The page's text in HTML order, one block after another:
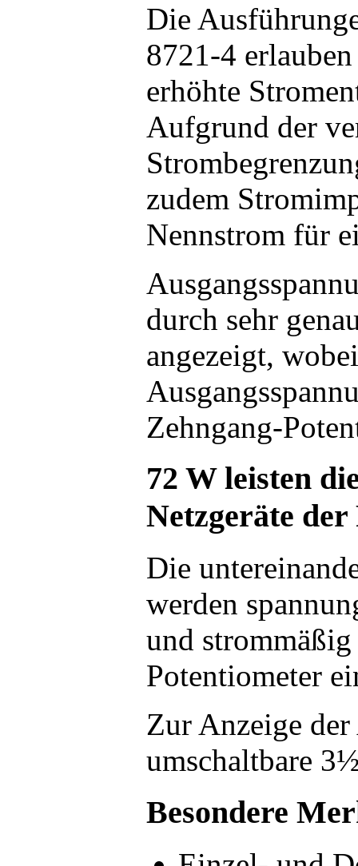
Die
8721-4
erhöhte
Aufgrund der
zudem
Nennstrom für
durch sehr
angezeigt,
Zehngang-
72 W leisten
Netzgeräte der
Die
werden
und
Potentiometer
Zur Anzeige
umschaltbare
Besondere